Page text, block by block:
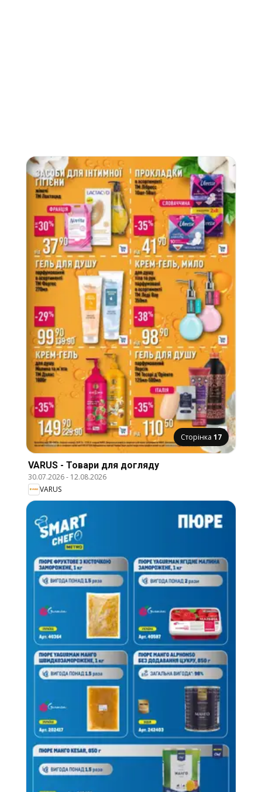
Сторінка 17
VARUS - Товари для догляду
30.07.2026- 12.08.2026
VARUS